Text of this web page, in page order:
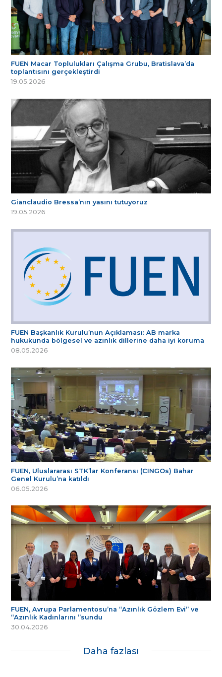
FUEN Macar Toplulukları Çalışma Grubu, Bratislava’da
toplantısını gerçekleştirdi
19.05.2026
Gianclaudio Bressa’nın yasını tutuyoruz
19.05.2026
FUEN Başkanlık Kurulu’nun Açıklaması: AB marka
hukukunda bölgesel ve azınlık dillerine daha iyi koruma
08.05.2026
FUEN, Uluslararası STK’lar Konferansı (CINGOs) Bahar
Genel Kurulu’na katıldı
06.05.2026
FUEN, Avrupa Parlamentosu’na “Azınlık Gözlem Evi” ve
“Azınlık Kadınlarını ”sundu
30.04.2026
Daha fazlası